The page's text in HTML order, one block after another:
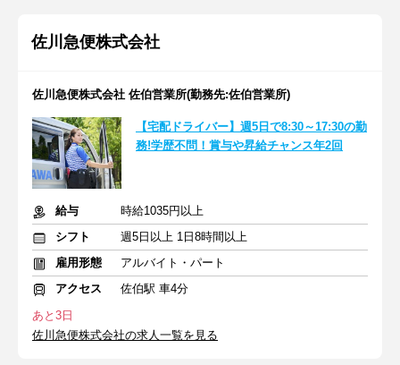
佐川急便株式会社
佐川急便株式会社 佐伯営業所(勤務先:佐伯営業所)
【宅配ドライバー】週5日で8:30～17:30の勤
務!学歴不問！賞与や昇給チャンス年2回
給与
時給1035円以上
シフト
週5日以上 1日8時間以上
雇用形態
アルバイト・パート
アクセス
佐伯駅 車4分
あと3日
佐川急便株式会社の求人一覧を見る